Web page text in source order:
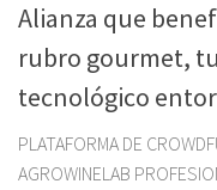
Alianza que
rubro gourmet,
tecnológico
PLATAFORMA DE
AGROWINELAB